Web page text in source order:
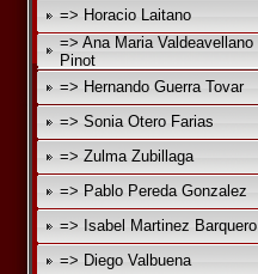
=> Horacio Laitano
=> Ana Maria Valdeavellano
Pinot
=> Hernando Guerra Tovar
=> Sonia Otero Farias
=> Zulma Zubillaga
=> Pablo Pereda Gonzalez
=> Isabel Martinez Barquero
=> Diego Valbuena